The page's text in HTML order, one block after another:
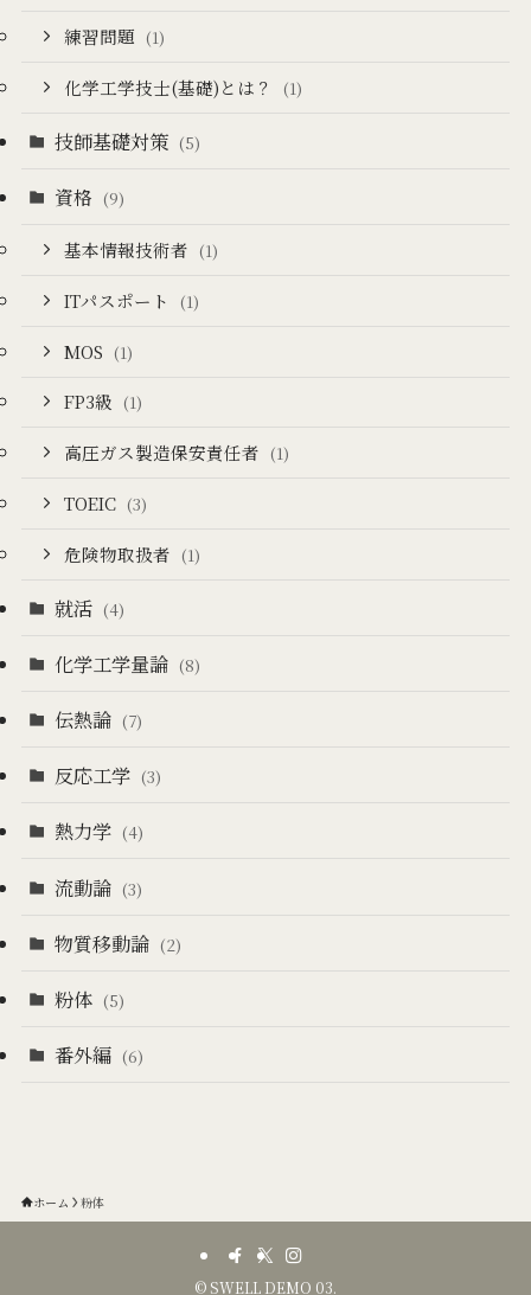
練習問題 (1)
化学工学技士(基礎)とは？ (1)
技師基礎対策 (5)
資格 (9)
基本情報技術者 (1)
ITパスポート (1)
MOS (1)
FP3級 (1)
高圧ガス製造保安責任者 (1)
TOEIC (3)
危険物取扱者 (1)
就活 (4)
化学工学量論 (8)
伝熱論 (7)
反応工学 (3)
熱力学 (4)
流動論 (3)
物質移動論 (2)
粉体 (5)
番外編 (6)
ホーム 粉体
© SWELL DEMO 03.